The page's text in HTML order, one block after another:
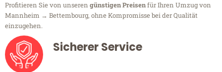
Profitieren Sie von unseren günstigen Preisenfür Ihren Umzug von
Mannheim → Bettembourg, ohne Kompromisse bei der Qualität
einzugehen.
Sicherer Service